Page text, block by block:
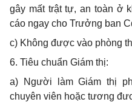
gây mất trật tự, an toàn ở
cáo ngay cho Trưởng ban
c) Không được vào phòng
6. Tiêu chuẩn Giám thị:
a) Người làm Giám thị
chuyên viên hoặc tương